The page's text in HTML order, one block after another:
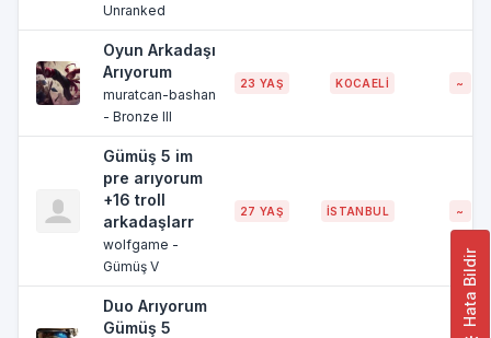
Hata Bildir
Unranked
Oyun Arkadaşı
Arıyorum
muratcan-bashan
- Bronze III
23 YAŞ KOCAELİ ~
Gümüş 5 im
pre arıyorum
+16 troll
arkadaşlarr
wolfgame -
Gümüş V
27 YAŞ İSTANBUL ~
Duo Arıyorum
Gümüş 5